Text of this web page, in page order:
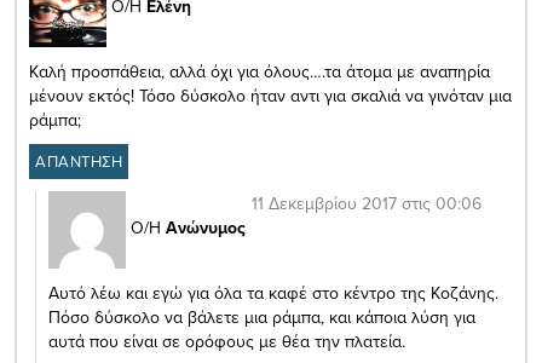
Ο/Η Ελένη
Καλή προσπάθεια, αλλά όχι για όλους….τα άτομα με αναπηρία
μένουν εκτός! Τόσο δύσκολο ήταν αντι για σκαλιά να γινόταν μια
ράμπα;
ΑΠΑΝΤΗΣΗ
Ο/Η Ανώνυμος
11 Δεκεμβρίου 2017 στις 00:06
Αυτό λέω και εγώ για όλα τα καφέ στο κέντρο της Κοζάνης.
Πόσο δύσκολο να βάλετε μια ράμπα, και κάποια λύση για
αυτά που είναι σε ορόφους με θέα την πλατεία.